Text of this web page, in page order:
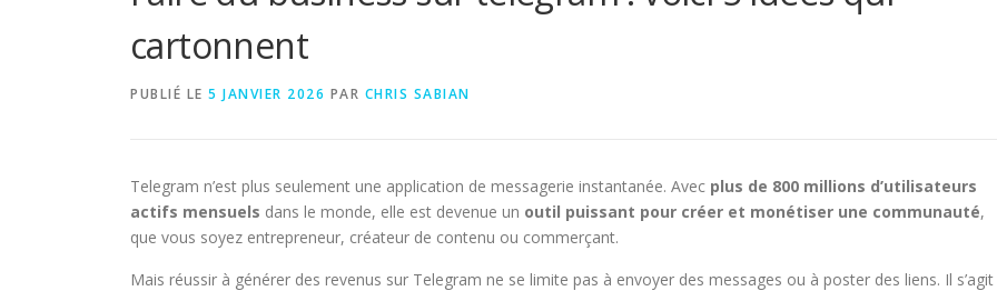
cartonnent
PUBLIÉ LE 5 JANVIER 2026 PAR CHRIS SABIAN
Telegram n’est plus seulement une application de messagerie instantanée. Avec plus de 800 millions d’utilisateurs
actifs mensuels dans le monde, elle est devenue un outil puissant pour créer et monétiser une communauté,
que vous soyez entrepreneur, créateur de contenu ou commerçant.
Mais réussir à générer des revenus sur Telegram ne se limite pas à envoyer des messages ou à poster des liens. Il s’agit